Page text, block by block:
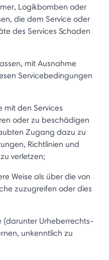
Logikbomben oder
die dem Service oder
des Services Schaden
mit Ausnahme
Servicebedingungen
mit den Services
oder zu beschädigen
Zugang dazu zu
Richtlinien und
verletzen;
Weise als über die von
zuzugreifen oder dies
(darunter Urheberrechts-
unkenntlich zu